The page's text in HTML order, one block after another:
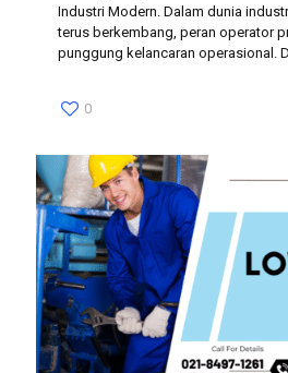
Industri Modern. Dalam dunia
terus berkembang, peran operator
punggung kelancaran operasional.
0